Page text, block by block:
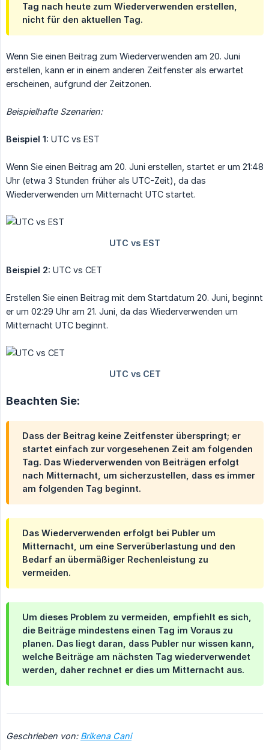
Tag nach heute zum Wiederverwenden erstellen,
nicht für den aktuellen Tag.
Wenn Sie einen Beitrag zum Wiederverwenden am 20. Juni
erstellen, kann er in einem anderen Zeitfenster als erwartet
erscheinen, aufgrund der Zeitzonen.
Beispielhafte Szenarien:
Beispiel 1: UTC vs EST
Wenn Sie einen Beitrag am 20. Juni erstellen, startet er um 21:48
Uhr (etwa 3 Stunden früher als UTC-Zeit), da das
Wiederverwenden um Mitternacht UTC startet.
Beispiel 2: UTC vs CET
Erstellen Sie einen Beitrag mit dem Startdatum 20. Juni, beginnt
er um 02:29 Uhr am 21. Juni, da das Wiederverwenden um
Mitternacht UTC beginnt.
Beachten Sie:
Dass der Beitrag keine Zeitfenster überspringt; er
startet einfach zur vorgesehenen Zeit am folgenden
Tag. Das Wiederverwenden von Beiträgen erfolgt
nach Mitternacht, um sicherzustellen, dass es immer
am folgenden Tag beginnt.
Das Wiederverwenden erfolgt bei Publer um
Mitternacht, um eine Serverüberlastung und den
Bedarf an übermäßiger Rechenleistung zu
vermeiden.
Um dieses Problem zu vermeiden, empfiehlt es sich,
die Beiträge mindestens einen Tag im Voraus zu
planen. Das liegt daran, dass Publer nur wissen kann,
welche Beiträge am nächsten Tag wiederverwendet
werden, daher rechnet er dies um Mitternacht aus.
Geschrieben von: Brikena Cani